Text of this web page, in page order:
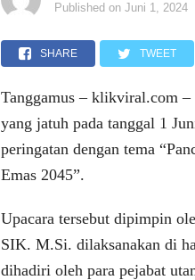
Published on Juni 1, 2024
SHARE TWEET
Tanggamus – klikviral.com
yang jatuh pada tanggal 1
peringatan dengan tema
Emas 2045”.
Upacara tersebut dipimpin
SIK. M.Si. dilaksanakan di
dihadiri oleh para pejabat